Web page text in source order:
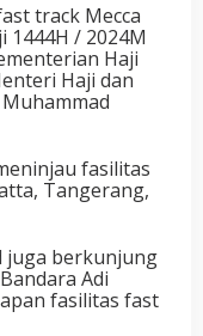
track Mecca
1444H / 2024M
Haji
Haji dan
fasilitas
Tangerang,
juga berkunjung
Adi
fasilitas fast